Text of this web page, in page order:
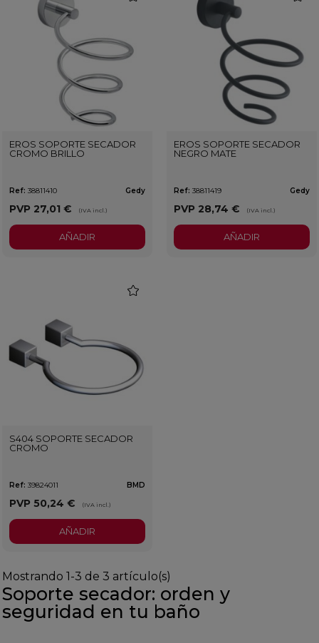
EROS SOPORTE SECADOR
CROMO BRILLO
Ref: 38811410 Gedy
PVP 27,01 € (IVA incl.)
AÑADIR
EROS SOPORTE SECADOR
NEGRO MATE
Ref: 38811419 Gedy
PVP 28,74 € (IVA incl.)
AÑADIR
S404 SOPORTE SECADOR
CROMO
Ref: 39824011 BMD
PVP 50,24 € (IVA incl.)
AÑADIR
Mostrando 1-3 de 3 artículo(s)
Soporte secador: orden y
seguridad en tu baño